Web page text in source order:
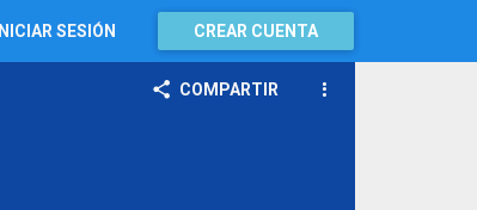
INICIAR SESIÓN CREAR CUENTA
COMPARTIR